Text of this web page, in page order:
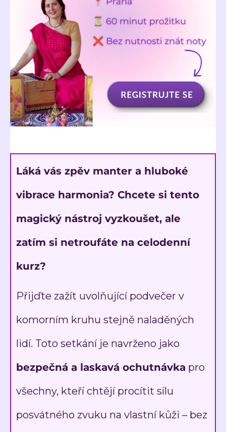
Láká vás zpěv manter a hluboké
vibrace harmonia? Chcete si tento
magický nástroj vyzkoušet, ale
zatím si netroufáte na celodenní
kurz?
Přijďte zažít uvolňující podvečer v
komorním kruhu stejně naladěných
lidí. Toto setkání je navrženo jako
bezpečná a laskavá ochutnávka pro
všechny, kteří chtějí procítit sílu
posvátného zvuku na vlastní kůži – bez